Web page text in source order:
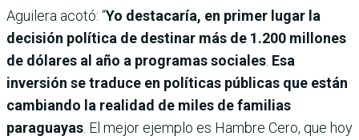
Aguilera acotó: “Yo destacaría, en primer lugar la
decisión política de destinar más de 1.200 millones
de dólares al año a programas sociales. Esa
inversión se traduce en políticas públicas que están
cambiando la realidad de miles de familias
paraguayas. El mejor ejemplo es Hambre Cero, que hoy